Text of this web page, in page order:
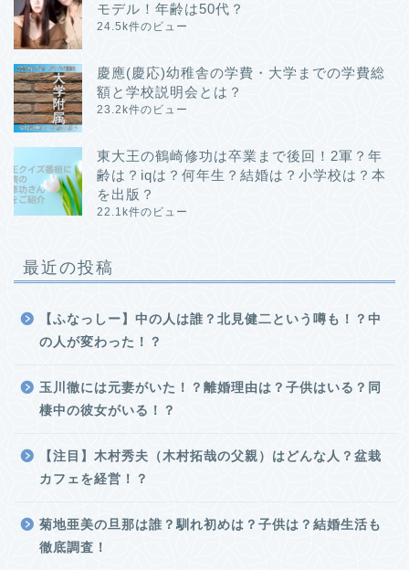
モデル！年齢は50代？
24.5k件のビュー
慶應(慶応)幼稚舎の学費・大学までの学費総
額と学校説明会とは？
23.2k件のビュー
東大王の鶴崎修功は卒業まで後回！2軍？年
齢は？iqは？何年生？結婚は？小学校は？本
を出版？
22.1k件のビュー
最近の投稿
【ふなっしー】中の人は誰？北見健二という噂も！？中
の人が変わった！？
玉川徹には元妻がいた！？離婚理由は？子供はいる？同
棲中の彼女がいる！？
【注目】木村秀夫（木村拓哉の父親）はどんな人？盆栽
カフェを経営！？
菊地亜美の旦那は誰？馴れ初めは？子供は？結婚生活も
徹底調査！